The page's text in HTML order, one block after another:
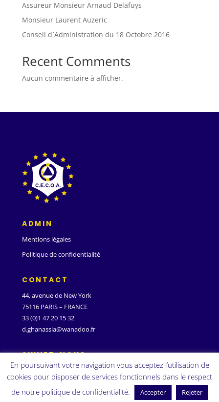
Assureur Monsieur Arnaud Delafuys
Monsieur Laurent Auzeric
Conseil d´Administration du 18 Octobre 2016
Recent Comments
Aucun commentaire à afficher.
ADMIN
Mentions légales
Politique de confidentialité
CONTACT
44, avenue de New York
75116 PARIS – FRANCE
33 (0)1 47 20 15 32
d.ghanassia@wanadoo.fr
SUIVEZ-NOUS
En poursuivant votre navigation vous acceptez l’utilisation de
cookies pour disposer de services fonctionnels dans le respect
de notre politique de confidentialité.
Accepter Rejeter